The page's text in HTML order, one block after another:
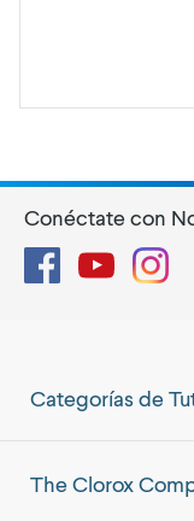
Categorías de
The Clorox
Conéctate con
FacebookYouTube